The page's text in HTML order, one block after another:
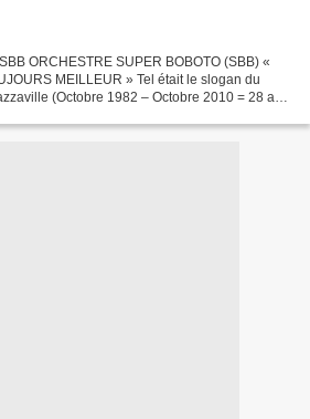
ORCHESTRE SUPER BOBOTO (SBB) «
MEILLEUR » Tel était le slogan du
(Octobre 1982 – Octobre 2010 = 28 ans